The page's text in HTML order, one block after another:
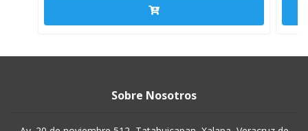
Sobre Nosotros